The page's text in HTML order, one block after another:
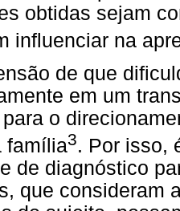
obtidas sejam
influenciar na
de que
em um
o
família3. Por isso,
de diagnóstico
que consideram